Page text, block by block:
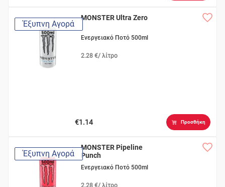
Έξυπνη Αγορά
MONSTER Ultra Zero
Ενεργειακό Ποτό 500ml
2.28 €/ λίτρο
€1.14 Προσθήκη
Έξυπνη Αγορά
MONSTER Pipeline
Punch
Ενεργειακό Ποτό 500ml
2.28 €/ λίτρο